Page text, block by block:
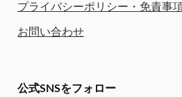
プライバシーポリシー・免責事項
お問い合わせ
公式SNSをフォロー